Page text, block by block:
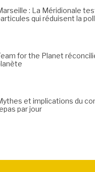
: La Méridionale
qui réduisent la
for the Planet
et implications du
par jour